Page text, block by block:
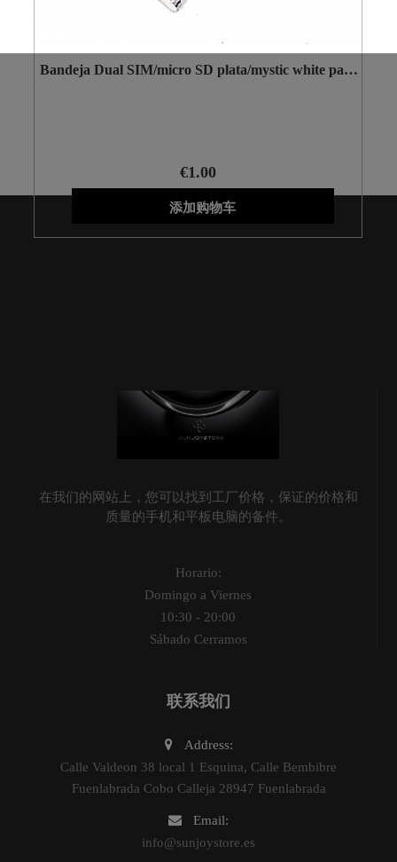
Bandeja Dual SIM/micro SD plata/mystic white para
€1.00
添加购物车
在我们的网站上，您可以找到工厂价格，保证的价格和
质量的手机和平板电脑的备件。
Horario:
Domingo a Viernes
10:30 - 20:00
Sábado Cerramos
联系我们
Address:
Calle Valdeon 38 local 1 Esquina, Calle Bembibre
Fuenlabrada Cobo Calleja 28947 Fuenlabrada
Email:
info@sunjoystore.es